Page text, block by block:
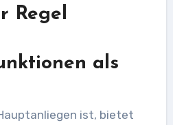
Regel
als
ist, bietet